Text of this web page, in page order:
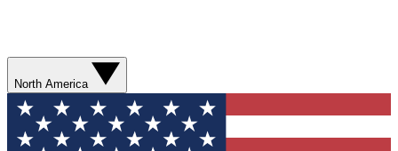
North America